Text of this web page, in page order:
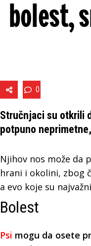
bolest,
0
Stručnjaci su otkrili
potpuno
Njihov nos može da
hrani i okolini, zbog
a evo koje su
Bolest
Psi mogu da osete